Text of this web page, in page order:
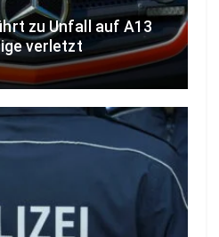
zu Unfall auf A13
verletzt